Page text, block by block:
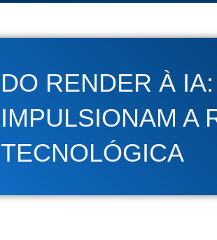
DO RENDER À
IMPULSIONAM A
TECNOLÓGICA